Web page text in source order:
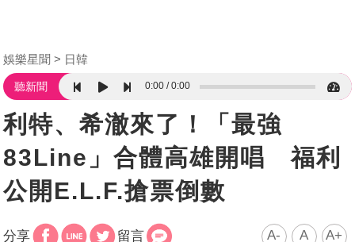
娛樂星聞 日韓
聽新聞 0:00 0:00
利特、希澈來了！「最強
83Line」合體高雄開唱 福利
公開E.L.F.搶票倒數
分享 留言 A- A A+